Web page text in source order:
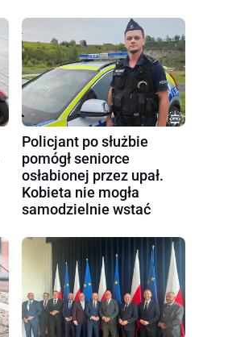
Policjant po służbie
pomógł seniorce
osłabionej przez upał.
Kobieta nie mogła
samodzielnie wstać